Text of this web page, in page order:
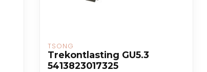
TSONG
Trekontlasting GU5.3
5413823017325